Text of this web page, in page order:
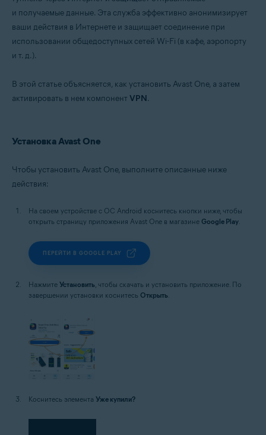
и получаемые данные. Эта служба эффективно анонимизирует
ваши действия в Интернете и защищает соединение при
использовании общедоступных сетей Wi-Fi (в кафе, аэропорту
и т. д.).
В этой статье объясняется, как установить Avast One, а затем
активировать в нем компонент VPN.
Установка Avast One
Чтобы установить Avast One, выполните описанные ниже
действия:
На своем устройстве с ОС Android коснитесь кнопки ниже, чтобы
открыть страницу приложения Avast One в магазине Google Play.
ПЕРЕЙТИ В GOOGLE PLAY
Нажмите Установить, чтобы скачать и установить приложение. По
завершении установки коснитесь Открыть.
Коснитесь элемента Уже купили?